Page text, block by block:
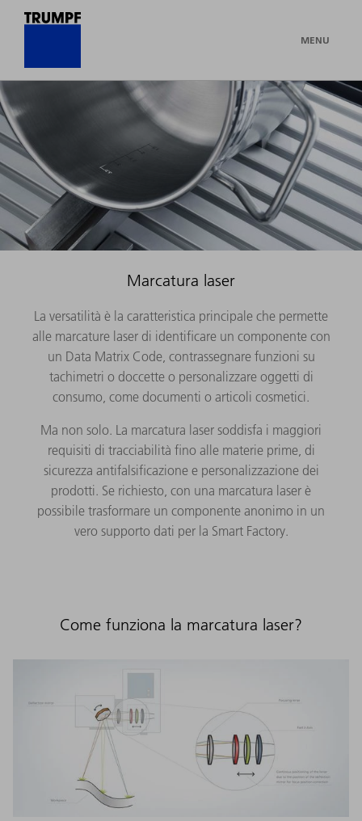
MENU
Marcatura laser
La versatilità è la caratteristica principale che permette
alle marcature laser di identificare un componente con
un Data Matrix Code, contrassegnare funzioni su
tachimetri o doccette o personalizzare oggetti di
consumo, come documenti o articoli cosmetici.
Ma non solo. La marcatura laser soddisfa i maggiori
requisiti di tracciabilità fino alle materie prime, di
sicurezza antifalsificazione e personalizzazione dei
prodotti. Se richiesto, con una marcatura laser è
possibile trasformare un componente anonimo in un
vero supporto dati per la Smart Factory.
Come funziona la marcatura laser?